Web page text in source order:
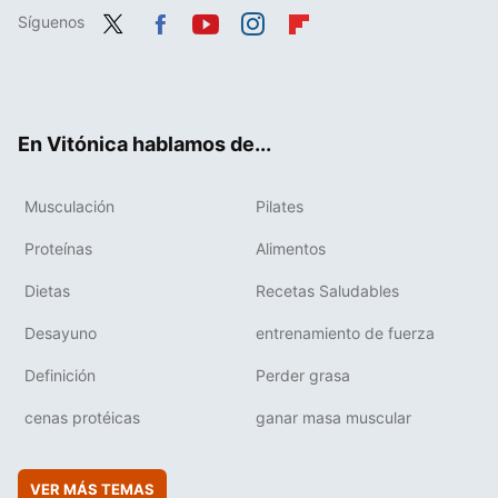
Síguenos
En Vitónica hablamos de...
Musculación Pilates
Proteínas Alimentos
Dietas Recetas Saludables
Desayuno entrenamiento de fuerza
Definición Perder grasa
cenas protéicas ganar masa muscular
VER MÁS TEMAS